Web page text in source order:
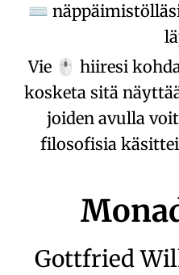
⌨
Vie 🖱️ hiiresi
kosketa sitä
joiden avulla
filosofisia
Gottfried